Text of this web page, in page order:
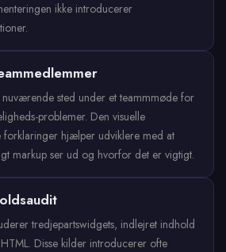
ikke introducerer
sted under et teammmøde for
problemer. Den visuelle
hjælper udviklere med at
markup ser ud og hvorfor det er vigtigt.
tredjepartswidgets, indlejret indhold
Disse kilder introducerer ofte